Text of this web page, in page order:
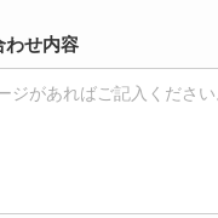
わせ内容